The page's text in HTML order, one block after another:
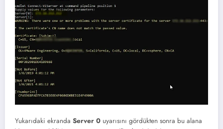
Yukarıdaki ekranda Server 0 uyarısını gördükten sonra bu alana